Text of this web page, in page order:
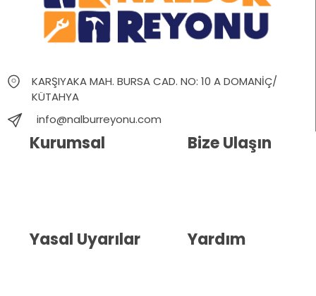
KARŞIYAKA MAH. BURSA CAD. NO: 10 A DOMANİÇ/
KÜTAHYA
info@nalburreyonu.com
Kurumsal
Yasal Uyarılar
Bize Ulaşın
Yardım